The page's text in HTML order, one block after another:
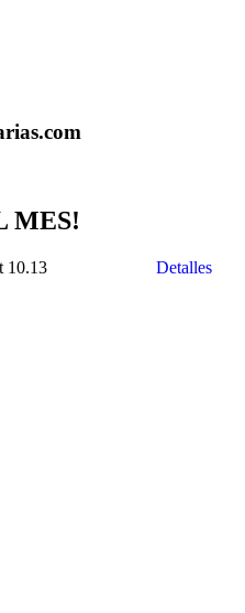
MES!
Detalles